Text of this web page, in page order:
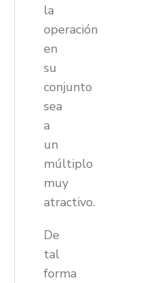
la
operación
en
su
conjunto
sea
a
un
múltiplo
muy
atractivo.
De
tal
forma